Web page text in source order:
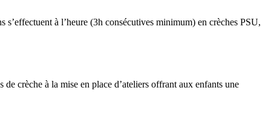
à l’heure (3h consécutives minimum) en crèches PSU,
crèche à la mise en place d’ateliers offrant aux enfants une